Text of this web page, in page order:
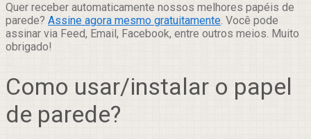
Quer receber automaticamente nossos melhores papéis de
parede? Assine agora mesmo gratuitamente. Você pode
assinar via Feed, Email, Facebook, entre outros meios. Muito
obrigado!
Como usar/instalar o papel
de parede?